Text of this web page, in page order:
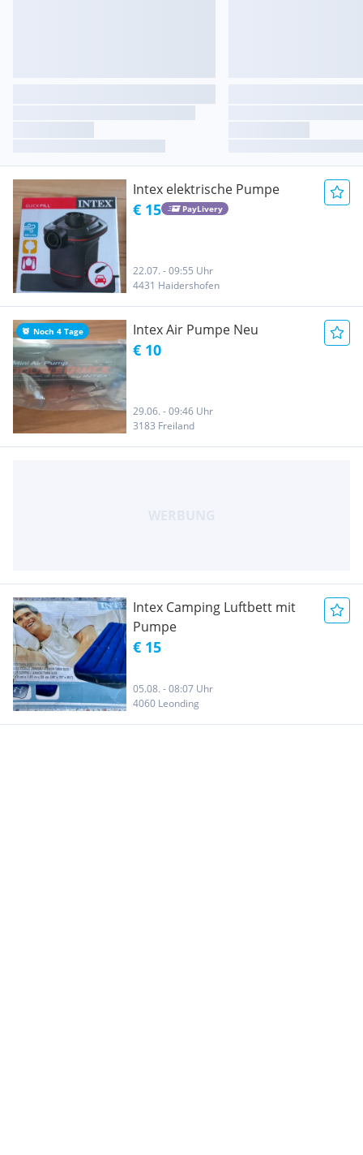
Intex elektrische Pumpe
€ 15 PayLivery
22.07. - 09:55 Uhr
4431 Haidershofen
Noch 4 Tage Intex Air Pumpe Neu
€ 10
29.06. - 09:46 Uhr
3183 Freiland
Intex Camping Luftbett mit
Pumpe
€ 15
05.08. - 08:07 Uhr
4060 Leonding